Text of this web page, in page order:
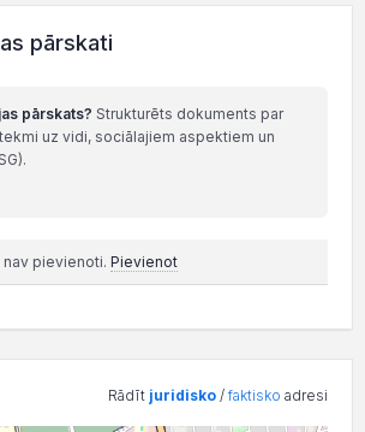
pārskati
pārskats? Strukturēts dokuments par
uz vidi, sociālajiem aspektiem un
pievienoti. Pievienot
Rādīt juridisko /faktisko adresi